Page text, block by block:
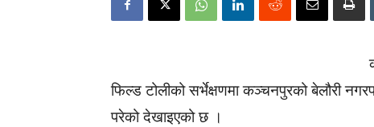
फिल्ड टोलीको सर्भेक्षणमा कञ्चनपुरको बेलौरी
परेको देखाइएको छ ।